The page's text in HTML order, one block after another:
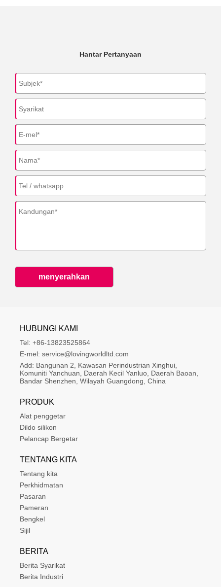
Hantar Pertanyaan
menyerahkan
HUBUNGI KAMI
Tel: +86-13823525864
E-mel: service@lovingworldltd.com
Add: Bangunan 2, Kawasan Perindustrian Xinghui,
Komuniti Yanchuan, Daerah Kecil Yanluo, Daerah Baoan,
Bandar Shenzhen, Wilayah Guangdong, China
PRODUK
Alat penggetar
Dildo silikon
Pelancap Bergetar
TENTANG KITA
Tentang kita
Perkhidmatan
Pasaran
Pameran
Bengkel
Sijil
BERITA
Berita Syarikat
Berita Industri